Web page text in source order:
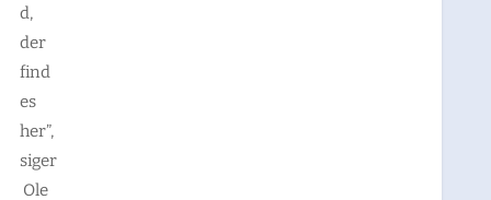
d,
der
find
es
her”,
siger
Ole